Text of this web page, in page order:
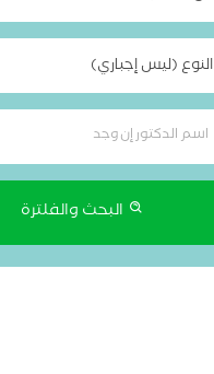
النوع (ليس إجباري)
البحث والفلترة